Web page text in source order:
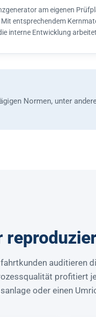
am eigenen
entsprechendem
interne Entwicklung
Normen, unter
auditieren
profitiert
oder einen